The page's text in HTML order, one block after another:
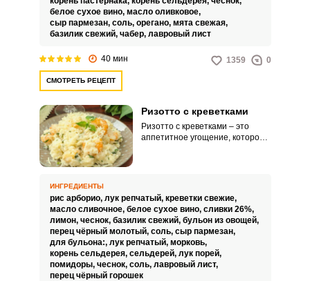
белое сухое вино, масло оливковое,
сыр пармезан, соль, орегано, мята свежая,
базилик свежий, чабер, лавровый лист
40 мин 1359 0
СМОТРЕТЬ РЕЦЕПТ
Ризотто с креветками
Ризотто с креветками – это
аппетитное угощение, которое
проверенного рецепта с
пошаговыми фотографиями.
ИНГРЕДИЕНТЫ
рис арборио, лук репчатый, креветки свежие,
масло сливочное, белое сухое вино, сливки 26%,
лимон, чеснок, базилик свежий, бульон из овощей,
перец чёрный молотый, соль, сыр пармезан,
для бульона:, лук репчатый, морковь,
корень сельдерея, сельдерей, лук порей,
помидоры, чеснок, соль, лавровый лист,
перец чёрный горошек